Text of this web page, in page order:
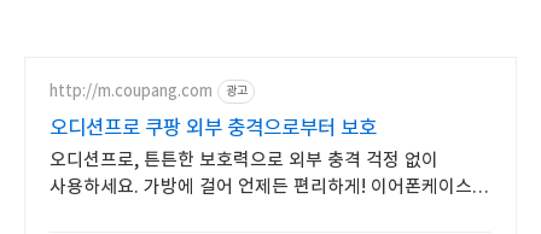
http://m.coupang.com 광고
오디션프로 쿠팡 외부 충격으로부터 보호
오디션프로, 튼튼한 보호력으로 외부 충격 걱정 없이
사용하세요. 가방에 걸어 언제든 편리하게! 이어폰케이스,